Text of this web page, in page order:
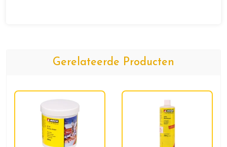
Gerelateerde Producten